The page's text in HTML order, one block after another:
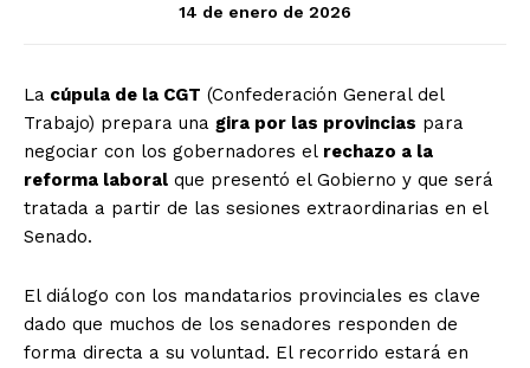
14 de enero de 2026
La cúpula de la CGT (Confederación General del
Trabajo) prepara una gira por las provincias para
negociar con los gobernadores el rechazo a la
reforma laboral que presentó el Gobierno y que será
tratada a partir de las sesiones extraordinarias en el
Senado.
El diálogo con los mandatarios provinciales es clave
dado que muchos de los senadores responden de
forma directa a su voluntad. El recorrido estará en